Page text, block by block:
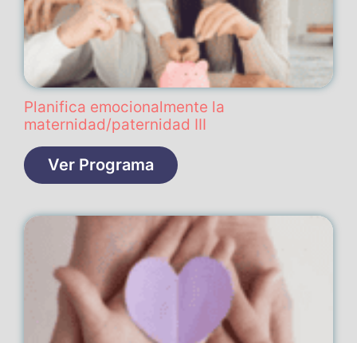
Planifica emocionalmente la
maternidad/paternidad III
Ver Programa